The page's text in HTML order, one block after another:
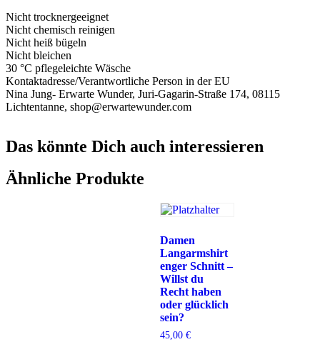
Nicht trocknergeeignet
Nicht chemisch reinigen
Nicht heiß bügeln
Nicht bleichen
30 °C pflegeleichte Wäsche
Kontaktadresse/Verantwortliche Person in der EU
Nina Jung- Erwarte Wunder, Juri-Gagarin-Straße 174, 08115
Lichtentanne, shop@erwartewunder.com
Das könnte Dich auch interessieren
Ähnliche Produkte
Damen
Langarmshirt
enger Schnitt –
Willst du
Recht haben
oder glücklich
sein?
45,00 €